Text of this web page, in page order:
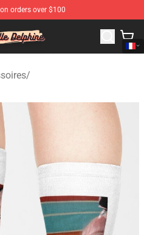
orders over $100
Belle Delphine
/